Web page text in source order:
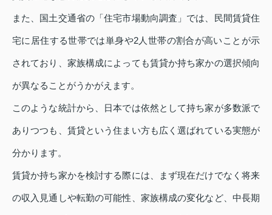
また、国土交通省の「住宅市場動向調査」では、民間賃貸住
宅に居住する世帯では単身や2人世帯の割合が高いことが示
されており、家族構成によっても賃貸か持ち家かの選択傾向
が異なることがうかがえます。
このような統計から、日本では依然として持ち家が多数派で
ありつつも、賃貸という住まい方も広く選ばれている実態が
分かります。
賃貸か持ち家かを検討する際には、まず現在だけでなく将来
の収入見通しや転勤の可能性、家族構成の変化など、中長期